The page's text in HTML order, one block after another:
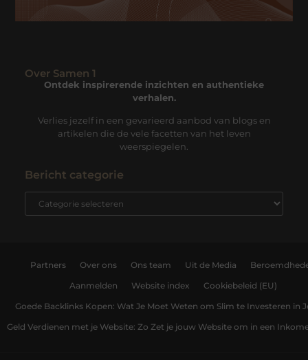
Over Samen 1
Ontdek inspirerende inzichten en authentieke
verhalen.
Verlies jezelf in een gevarieerd aanbod van blogs en
artikelen die de vele facetten van het leven
weerspiegelen.
Bericht categorie
Partners Over ons Ons team Uit de Media
Aanmelden Website index Cookiebeleid (EU)
Goede Backlinks Kopen: Wat Je Moet Weten om Slim te Investeren in
Geld Verdienen met je Website: Zo Zet je jouw Website om in een